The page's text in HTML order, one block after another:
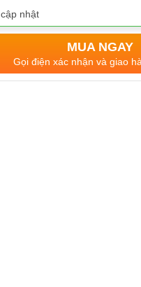
nhật
MUA NGAY
Gọi điện xác nhận và giao